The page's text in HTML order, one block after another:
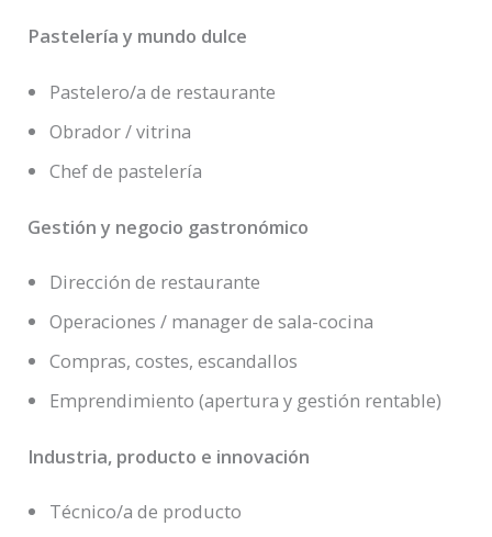
Pastelería y mundo dulce
Pastelero/a de restaurante
Obrador / vitrina
Chef de pastelería
Gestión y negocio gastronómico
Dirección de restaurante
Operaciones / manager de sala-cocina
Compras, costes, escandallos
Emprendimiento (apertura y gestión rentable)
Industria, producto e innovación
Técnico/a de producto